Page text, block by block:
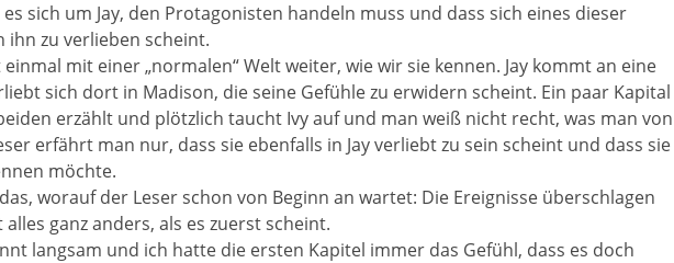
sich um Jay, den Protagonisten handeln muss und dass sich eines dieser
ihn zu verlieben scheint.
mit einer „normalen“ Welt weiter, wie wir sie kennen. Jay kommt an eine
sich dort in Madison, die seine Gefühle zu erwidern scheint. Ein paar Kapital
erzählt und plötzlich taucht Ivy auf und man weiß nicht recht, was man von
erfährt man nur, dass sie ebenfalls in Jay verliebt zu sein scheint und dass sie
möchte.
worauf der Leser schon von Beginn an wartet: Die Ereignisse überschlagen
ganz anders, als es zuerst scheint.
langsam und ich hatte die ersten Kapitel immer das Gefühl, dass es doch